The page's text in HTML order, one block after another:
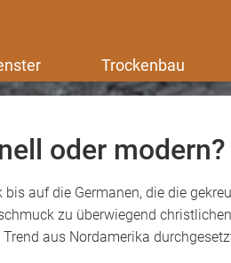
Trockenbau
oder modern?
auf die Germanen, die die
zu überwiegend
aus Nordamerika